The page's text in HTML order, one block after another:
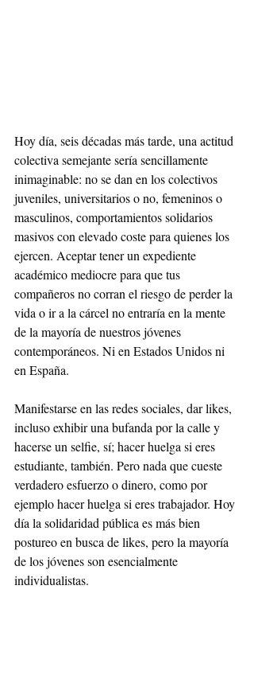
Hoy día, seis décadas más tarde, una actitud
colectiva semejante sería sencillamente
inimaginable: no se dan en los colectivos
juveniles, universitarios o no, femeninos o
masculinos, comportamientos solidarios
masivos con elevado coste para quienes los
ejercen. Aceptar tener un expediente
académico mediocre para que tus
compañeros no corran el riesgo de perder la
vida o ir a la cárcel no entraría en la mente
de la mayoría de nuestros jóvenes
contemporáneos. Ni en Estados Unidos ni
en España.
Manifestarse en las redes sociales, dar likes,
incluso exhibir una bufanda por la calle y
hacerse un selfie, sí; hacer huelga si eres
estudiante, también. Pero nada que cueste
verdadero esfuerzo o dinero, como por
ejemplo hacer huelga si eres trabajador. Hoy
día la solidaridad pública es más bien
postureo en busca de likes, pero la mayoría
de los jóvenes son esencialmente
individualistas.